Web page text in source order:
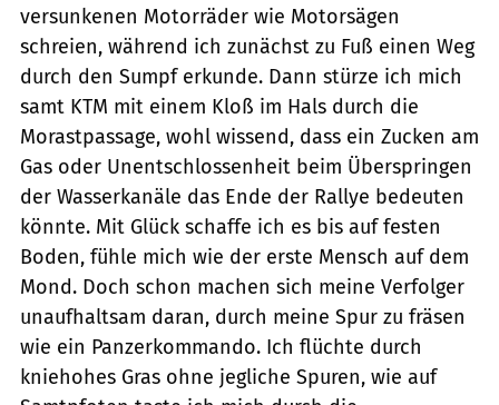
versunkenen Motorräder wie Motorsägen
schreien, während ich zunächst zu Fuß einen Weg
durch den Sumpf erkunde. Dann stürze ich mich
samt KTM mit einem Kloß im Hals durch die
Morastpassage, wohl wissend, dass ein Zucken am
Gas oder Unentschlossenheit beim Überspringen
der Wasserkanäle das Ende der Rallye bedeuten
könnte. Mit Glück schaffe ich es bis auf festen
Boden, fühle mich wie der erste Mensch auf dem
Mond. Doch schon machen sich meine Verfolger
unaufhaltsam daran, durch meine Spur zu fräsen
wie ein Panzerkommando. Ich flüchte durch
kniehohes Gras ohne jegliche Spuren, wie auf